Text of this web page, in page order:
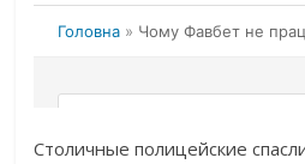
Столичные полицейские